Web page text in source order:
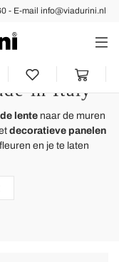
- E-mail info@viadurini.nl
en
met
in Italy
lentenaar de muren
decoratieve panelen
en je te laten